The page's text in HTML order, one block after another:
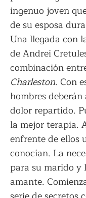
ingenuo joven
de su esposa
Una llegada con
de Andrei
combinación
Charleston. Con
hombres
dolor repartido.
la mejor terapia.
enfrente de ellos
conocían. La
para su marido
amante.